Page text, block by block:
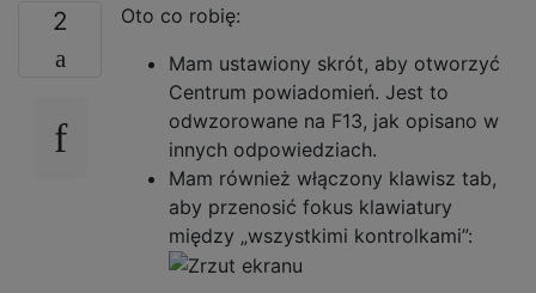
2
Oto co robię:
Mam ustawiony skrót, aby otworzyć
Centrum powiadomień. Jest to
odwzorowane na F13, jak opisano w
innych odpowiedziach.
Mam również włączony klawisz tab,
aby przenosić fokus klawiatury
między „wszystkimi kontrolkami”: